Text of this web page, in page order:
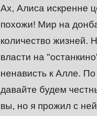
Ах, Алиса искренне
похожи! Мир на
количество жизней.
власти на
ненависть к Алле.
давайте будем
вы, но я прожил с